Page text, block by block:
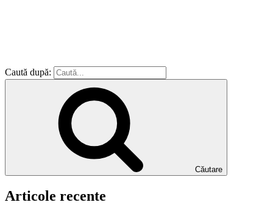
Caută după:
Căutare
Articole recente